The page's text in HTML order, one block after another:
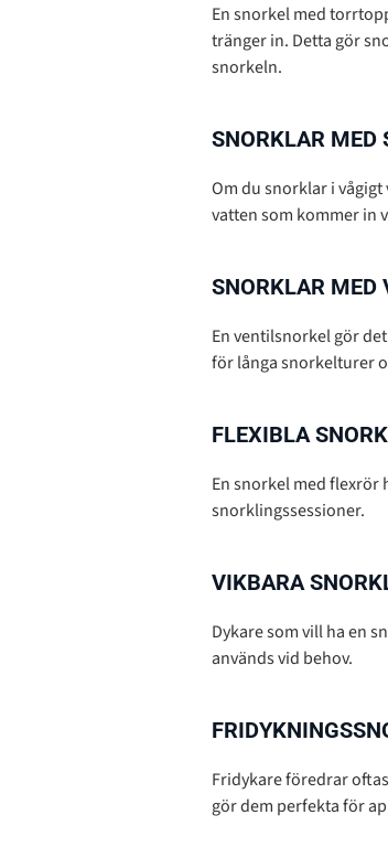
En snorkel med
tränger in. Detta gör
snorkeln.
SNORKLAR MED
Om du snorklar i
vatten som kommer in
SNORKLAR MED
En ventilsnorkel gör
för långa snorkelturer
FLEXIBLA
En snorkel med flexrör
snorklingssessioner.
VIKBARA
Dykare som vill ha en
används vid behov.
Fridykare föredrar
gör dem perfekta för